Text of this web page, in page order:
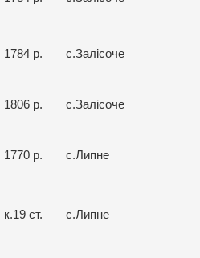
1784 р. с.Залісоче
1806 р. с.Залісоче
1770 р. с.Липне
к.19 ст. с.Липне